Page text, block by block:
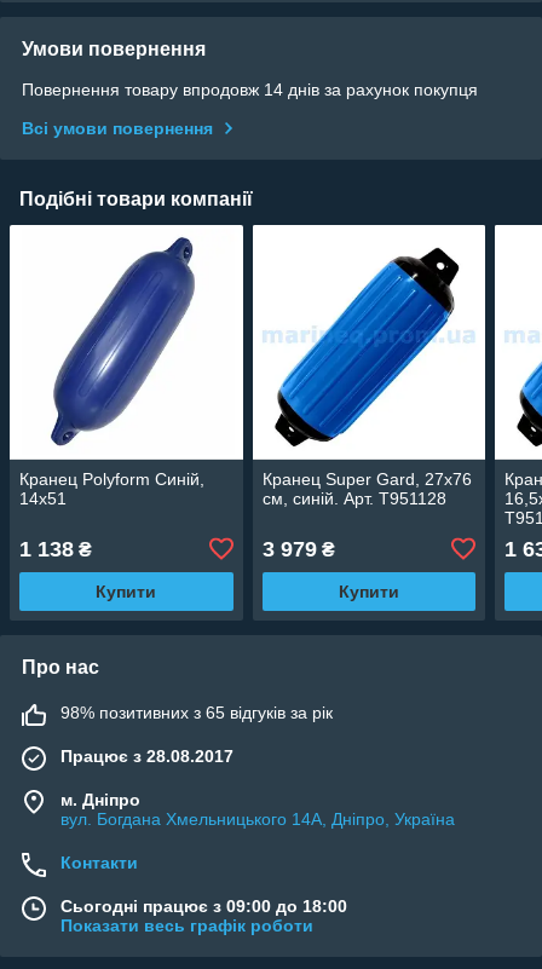
Умови повернення
Повернення товару впродовж 14 днів за рахунок покупця
Всі умови повернення
Подібні товари компанії
Кранец Polyform Синій,
14х51
1 138 ₴
Купити
Кранец Super Gard, 27х76
см, синій. Арт. T951128
3 979₴
Купити
1
Про нас
98% позитивних з 65 відгуків за рік
Працює з 28.08.2017
м. Дніпро
вул. Богдана Хмельницького 14А, Дніпро, Україна
Контакти
Сьогодні працює з 09:00 до 18:00
Показати весь графік роботи